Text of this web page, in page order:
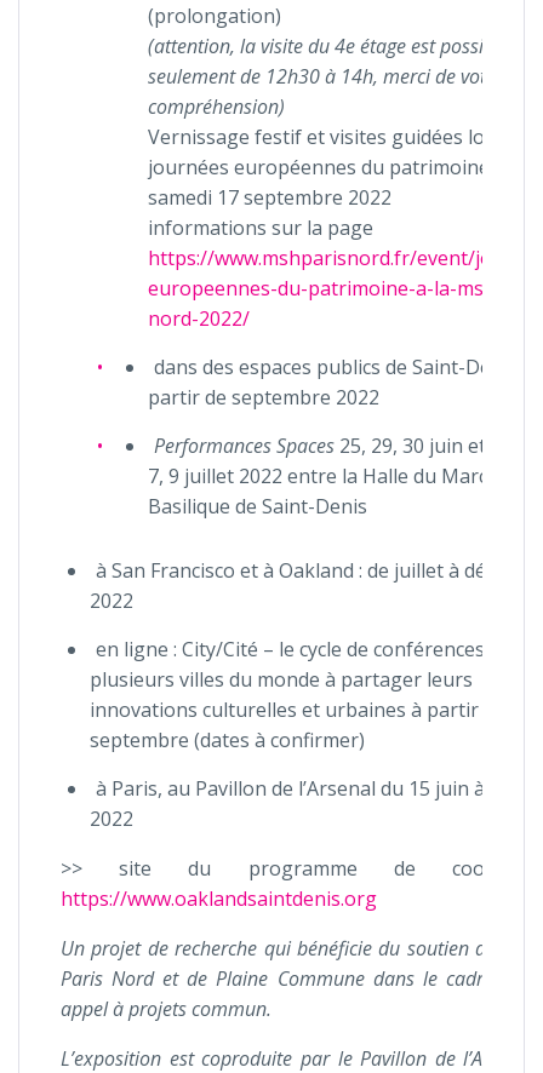
(prolongation)
(attention, la visite du 4e étage est possible
seulement de 12h30 à 14h, merci de votre
compréhension)
Vernissage festif et visites guidées lors des
journées européennes du patrimoine, le
samedi 17 septembre 2022
informations sur la page
https://www.mshparisnord.fr/event/
europeennes-du-patrimoine-a-la-msh-
nord-2022/
dans des espaces publics de Saint-Denis à
partir de septembre 2022
Performances Spaces 25, 29, 30 juin et 1, 2,
7, 9 juillet 2022 entre la Halle du Marché et
Basilique de Saint-Denis
à San Francisco et à Oakland : de juillet à
2022
en ligne : City/Cité – le cycle de conférences invite
plusieurs villes du monde à partager leurs
innovations culturelles et urbaines à partir de
septembre (dates à confirmer)
à Paris, au Pavillon de l’Arsenal du 15 juin à fin
2022
>> site du programme de
https://www.oaklandsaintdenis.org
Un projet de recherche qui bénéficie du soutien de la
Paris Nord et de Plaine Commune dans le cadre de
appel à projets commun.
L’exposition est coproduite par le Pavillon de